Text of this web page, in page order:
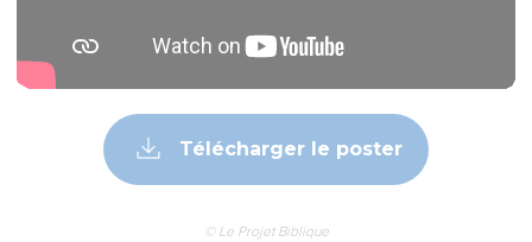
Télécharger le poster
© Le Projet Biblique